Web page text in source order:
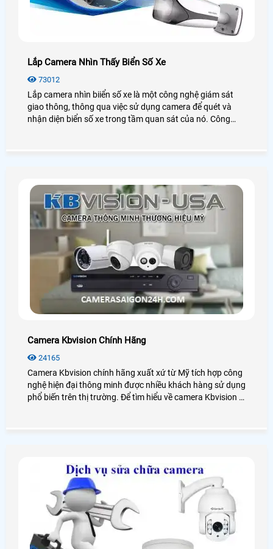
Lắp Camera Nhìn Thấy Biển Số Xe
73012
Lắp camera nhìn biiển số xe là một công nghệ giám sát
giao thông, thông qua việc sử dụng camera để quét và
nhận diện biển số xe trong tầm quan sát của nó. Công
Camera Kbvision Chính Hãng
24165
Camera Kbvision chính hãng xuất xứ từ Mỹ tích hợp công
nghệ hiện đại thông minh được nhiều khách hàng sử dụng
phổ biến trên thị trường. Để tìm hiểu về camera Kbvision là